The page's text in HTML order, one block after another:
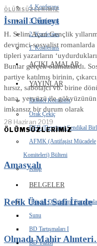
4. Konferans
3. Konferans
2. Konferans
1. Konferans
AÇIKLAMALAR
YAYINLAR
İhtilalci Komünist
Orak Çekiç
DSB (Devrimci Sendikal
AFMK (Antifaşist Mücadele
Komiteleri) Bülteni
Kitap
BELGELER
‘Büyük Dönüşüm’
Sunu
BD Tartışmaları I
BD Yazısı
ÖLÜMSÜZLERIMIZ
İsmail Cüneyt
H. Selim Açan Gençlik
devrimci-sosyalist romanlarda
tipleri yazarların
Bunlar gerçek olamazlardı.
partiye katılmış birinin,
hırsız, sabotajcı vb. birine
bana, yeryüzü ile
imkansız bir durum olarak
28 Haziran 2019
ÖLÜMSÜZLERİMİZ
Amasyalı
Refik Ünal: Safi İrade
Olmadı Mahir